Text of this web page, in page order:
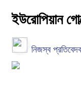
ইউরোপিয়ান
নিজস্ব